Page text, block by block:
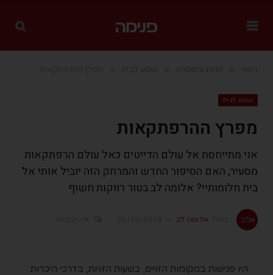
געגוע לבית
מפרץ ההרפתקאות
אני מתייחסת אל עולם הדייטים כאל עולם הרפתקאות
מסעיר, האם הסיפור החדש והמרתק הזה יוביל אותי אל
בית חלומותיי? אלומה לב בטור רווקות חשוף
אלומה לב
היו פגישות במקומות הזויים, בשעות הזויות, בדרכי היכרות